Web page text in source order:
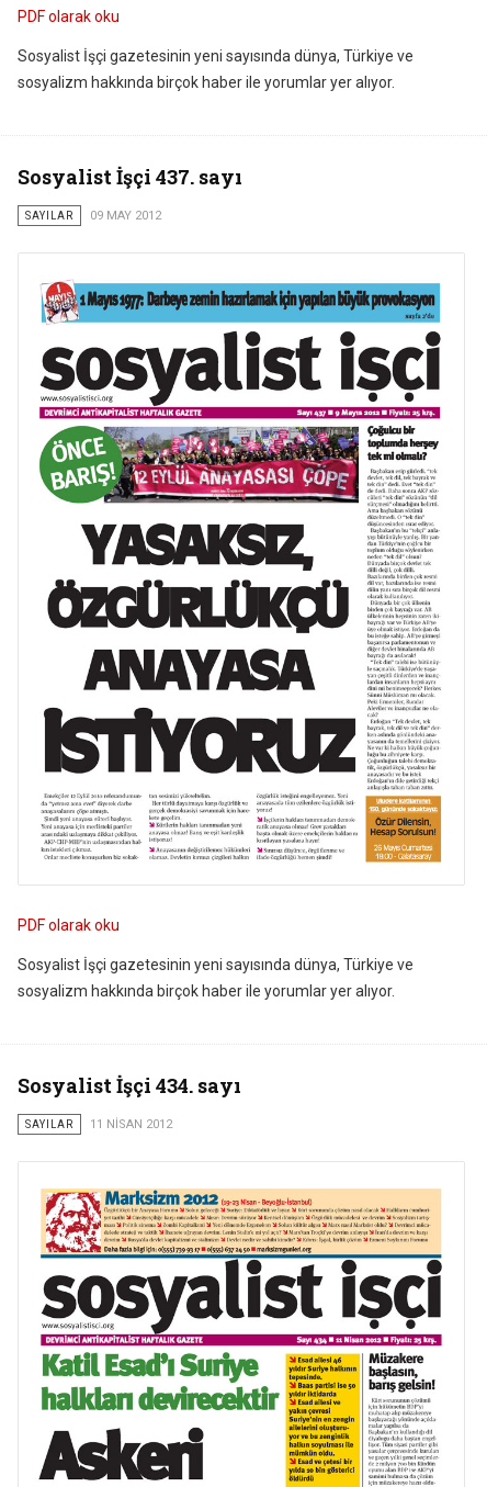
PDF olarak oku
Sosyalist İşçi gazetesinin yeni sayısında dünya, Türkiye ve
sosyalizm hakkında birçok haber ile yorumlar yer alıyor.
Sosyalist İşçi 437. sayı
SAYILAR 09 MAY 2012
PDF olarak oku
Sosyalist İşçi gazetesinin yeni sayısında dünya, Türkiye ve
sosyalizm hakkında birçok haber ile yorumlar yer alıyor.
Sosyalist İşçi 434. sayı
SAYILAR 11 NISAN 2012